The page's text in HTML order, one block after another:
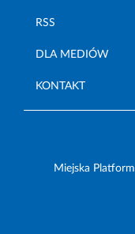
RSS
DLA MEDIÓW
KONTAKT
Miejska